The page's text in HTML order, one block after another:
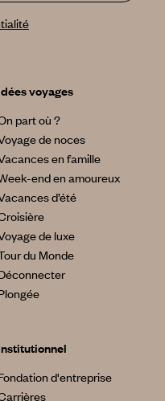
voyages
part où ?
de noces
en famille
end en amoureux
d’été
de luxe
du Monde
d'entreprise